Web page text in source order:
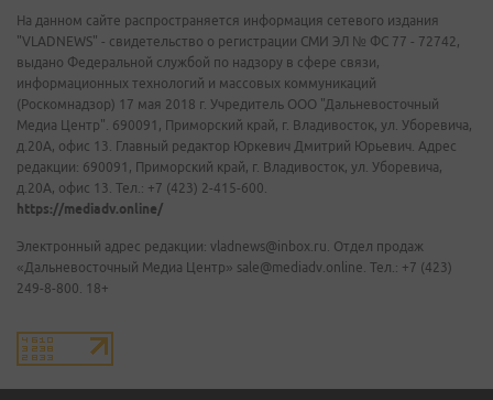
На данном сайте распространяется информация сетевого издания
"VLADNEWS" - свидетельство о регистрации СМИ ЭЛ № ФС 77 - 72742,
выдано Федеральной службой по надзору в сфере связи,
информационных технологий и массовых коммуникаций
(Роскомнадзор) 17 мая 2018 г. Учредитель ООО "Дальневосточный
Медиа Центр". 690091, Приморский край, г. Владивосток, ул. Уборевича,
д.20А, офис 13. Главный редактор Юркевич Дмитрий Юрьевич. Адрес
редакции: 690091, Приморский край, г. Владивосток, ул. Уборевича,
д.20А, офис 13. Тел.: +7 (423) 2-415-600.
https://mediadv.online/
Электронный адрес редакции: vladnews@inbox.ru. Отдел продаж
«Дальневосточный Медиа Центр» sale@mediadv.online. Тел.: +7 (423)
249-8-800. 18+